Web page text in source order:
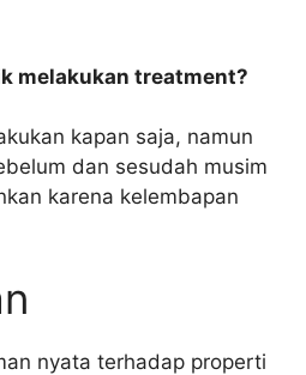
melakukan treatment?
kapan saja, namun
dan sesudah musim
karena kelembapan
nyata terhadap properti